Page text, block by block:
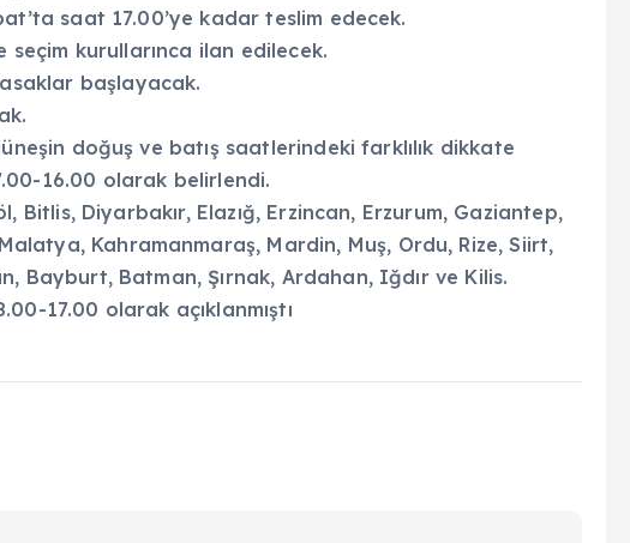
saat 17.00’ye kadar teslim edecek.
kurullarınca ilan edilecek.
başlayacak.
doğuş ve batış saatlerindeki farklılık dikkate
16.00 olarak belirlendi.
Bitlis, Diyarbakır, Elazığ, Erzincan, Erzurum, Gaziantep,
Kahramanmaraş, Mardin, Muş, Ordu, Rize, Siirt,
Bayburt, Batman, Şırnak, Ardahan, Iğdır ve Kilis.
17.00 olarak açıklanmıştı